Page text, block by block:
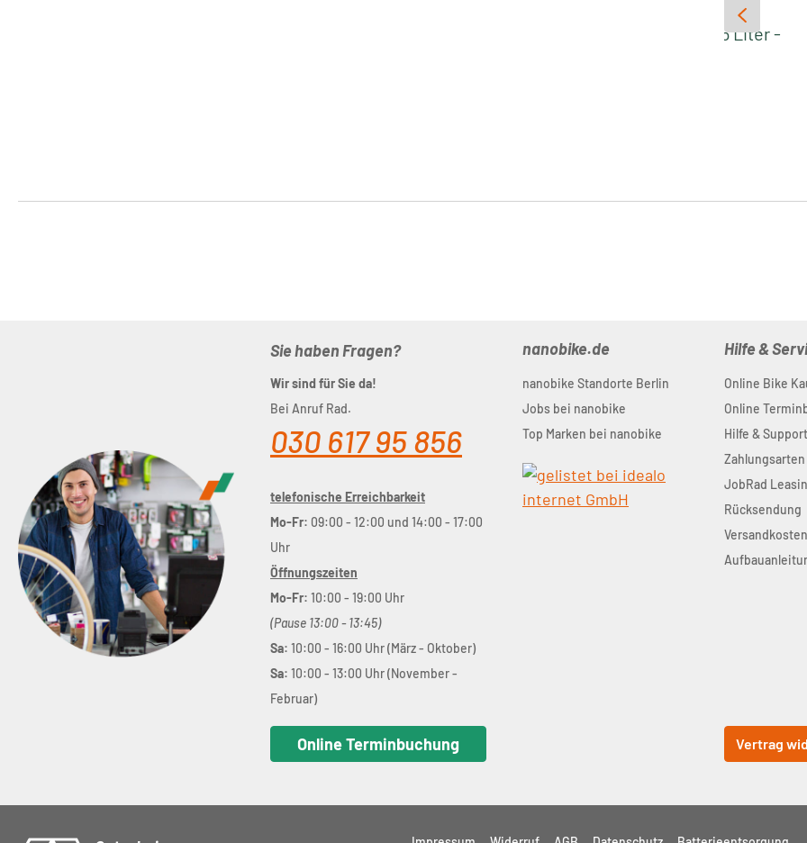
Amager
25+5 Liter -
Sie haben Fragen?
Wir sind für Sie da!
Bei Anruf Rad.
030 617 95 856
telefonische Erreichbarkeit
Mo-Fr: 09:00 - 12:00 und 14:00 - 17:00
Uhr
Öffnungszeiten
Mo-Fr: 10:00 - 19:00 Uhr
(Pause 13:00 - 13:45)
Sa: 10:00 - 16:00 Uhr (März - Oktober)
Sa: 10:00 - 13:00 Uhr (November -
Februar)
Online Terminbuchung
nanobike.de
nanobike Standorte Berlin
Jobs bei nanobike
Top Marken bei nanobike
Hilfe &
Online Bike
Online
Hilfe & Support
Zahlungsarten
JobRad
Rücksendung
Versandkosten
Vertrag